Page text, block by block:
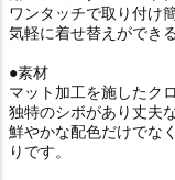
ワンタッチで取り付け
気軽に着せ替えができ
●素材
マット加工を施したク
独特のシボがあり丈夫
鮮やかな配色だけでな
りです。